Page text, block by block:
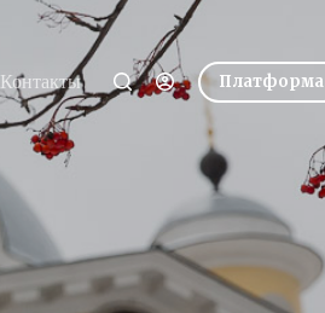
Контакты Платформа